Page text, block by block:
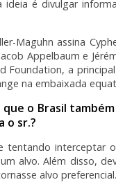
ideia é divulgar
Maguhn assina
Appelbaum e
Foundation, a
na embaixada
que o Brasil
o sr.?
tentando interceptar
alvo. Além disso,
alvo preferencial.